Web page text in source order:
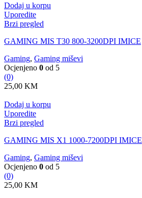
Dodaj u korpu
Uporedite
Brzi pregled
GAMING MIS T30 800-3200DPI IMICE
Gaming, Gaming miševi
Ocjenjeno 0 od 5
(0)
25,00 KM
Dodaj u korpu
Uporedite
Brzi pregled
GAMING MIS X1 1000-7200DPI IMICE
Gaming, Gaming miševi
Ocjenjeno 0 od 5
(0)
25,00 KM